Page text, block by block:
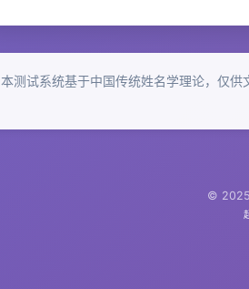
本测试系统基于中国传统姓名学理论，仅供
© 2025